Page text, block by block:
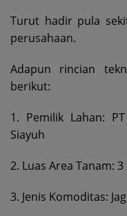
Turut hadir pula
perusahaan.
Adapun rincian
berikut:
1. Pemilik Lahan:
Siayuh
2. Luas Area Tanam:
3. Jenis Komoditas: